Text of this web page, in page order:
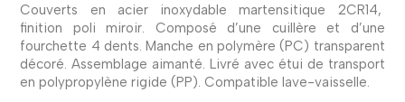
Couverts en acier inoxydable martensitique 2CR14,
finition poli miroir. Composé d’une cuillère et d’une
fourchette 4 dents. Manche en polymère (PC) transparent
décoré. Assemblage aimanté. Livré avec étui de transport
en polypropylène rigide (PP). Compatible lave-vaisselle.